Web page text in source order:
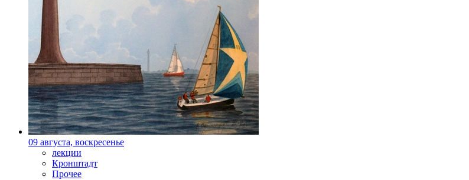
09 августа, воскресенье
лекции
Кронштадт
Прочее